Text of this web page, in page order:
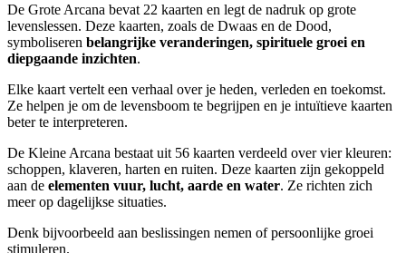
De Grote Arcana bevat 22 kaarten en legt de nadruk op grote
levenslessen. Deze kaarten, zoals de Dwaas en de Dood,
symboliseren belangrijke veranderingen, spirituele groei en
diepgaande inzichten.
Elke kaart vertelt een verhaal over je heden, verleden en toekomst.
Ze helpen je om de levensboom te begrijpen en je intuïtieve kaarten
beter te interpreteren.
De Kleine Arcana bestaat uit 56 kaarten verdeeld over vier kleuren:
schoppen, klaveren, harten en ruiten. Deze kaarten zijn gekoppeld
aan de elementen vuur, lucht, aarde en water. Ze richten zich
meer op dagelijkse situaties.
Denk bijvoorbeeld aan beslissingen nemen of persoonlijke groei
stimuleren.